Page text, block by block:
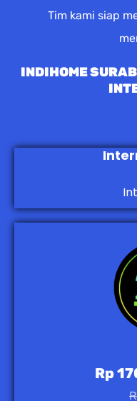
Tim kami siap
INDIHOME
Rp